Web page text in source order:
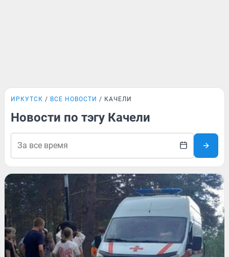
ИРКУТСК ВСЕ НОВОСТИ КАЧЕЛИ
Новости по тэгу Качели